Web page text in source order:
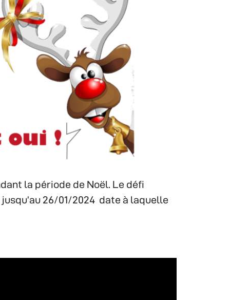
la période de Noël. Le défi
26/01/2024 date à laquelle